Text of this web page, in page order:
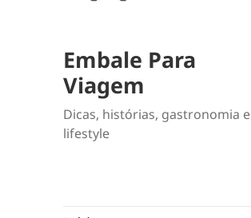
Embale Para
Viagem
Dicas, histórias, gastronomia e
lifestyle